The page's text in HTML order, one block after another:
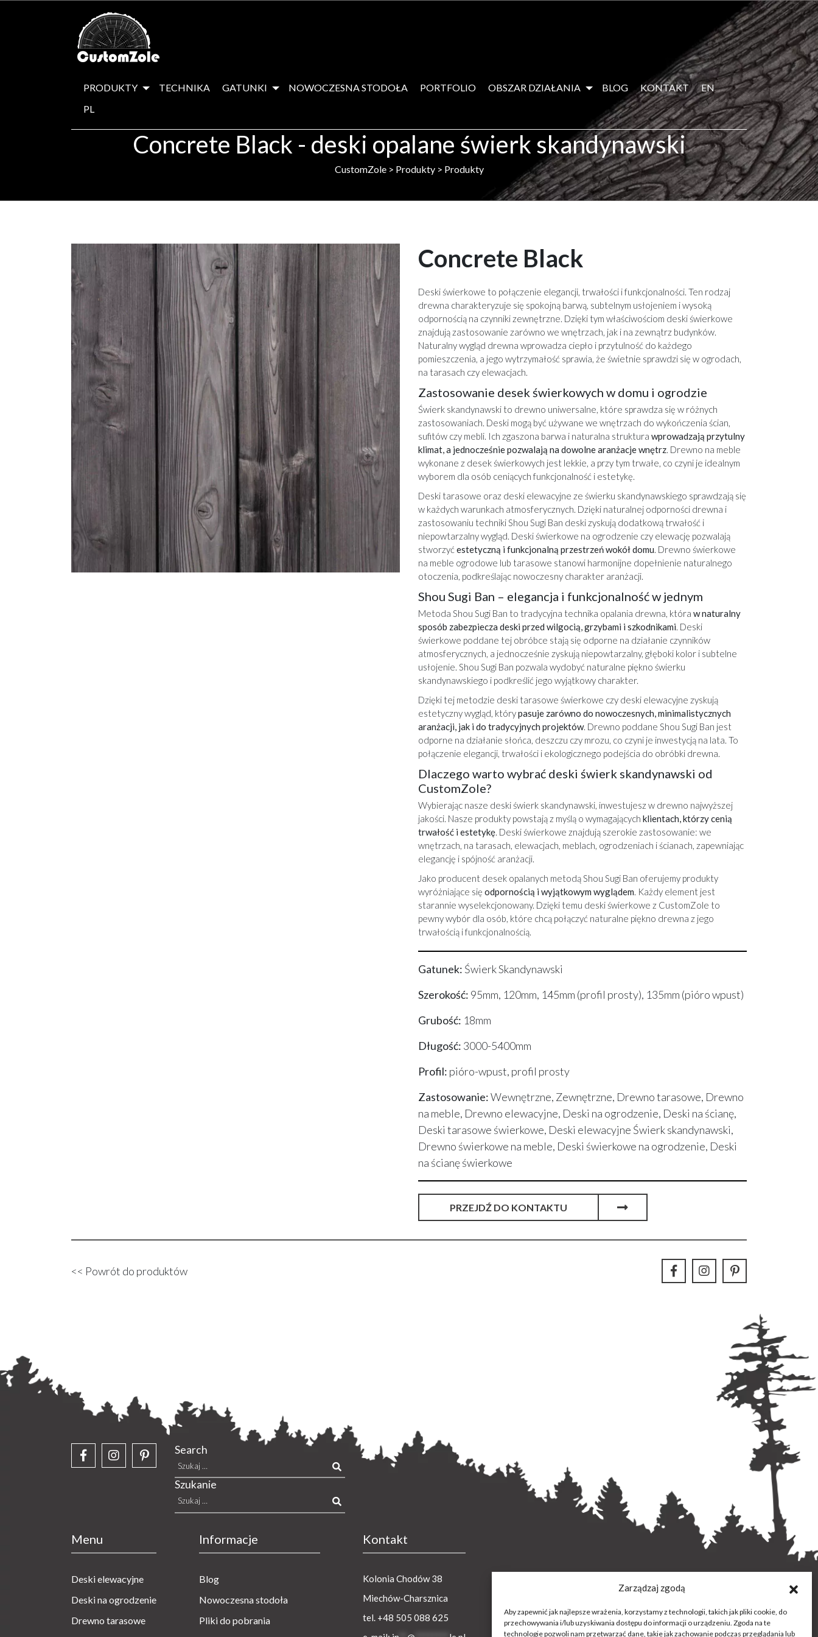
Zarządzaj zgodą
Aby zapewnić jak najlepsze wrażenia, korzystamy z technologii, takich jak pliki cookie, do
przechowywania i/lub uzyskiwania dostępu do informacji o urządzeniu. Zgoda na te
technologie pozwoli nam przetwarzać dane, takie jak zachowanie podczas przeglądania lub
PRODUKTY TECHNIKA GATUNKI NOWOCZESNA STODOŁA PORTFOLIO OBSZAR DZIAŁANIA BLOG KONTAKT
EN
PL
Concrete Black - deski opalane świerk skandynawski
CustomZole> Produkty> Produkty
Concrete Black
Deski świerkowe to połączenie elegancji, trwałości i funkcjonalności. Ten rodzaj
drewna charakteryzuje się spokojną barwą, subtelnym usłojeniem i wysoką
odpornością na czynniki zewnętrzne. Dzięki tym właściwościom deski świerkowe
znajdują zastosowanie zarówno we wnętrzach, jak i na zewnątrz budynków.
Naturalny wygląd drewna wprowadza ciepło i przytulność do każdego
pomieszczenia, a jego wytrzymałość sprawia, że świetnie sprawdzi się w ogrodach,
na tarasach czy elewacjach.
Zastosowanie desek świerkowych w domu i ogrodzie
Świerk skandynawski to drewno uniwersalne, które sprawdza się w różnych
zastosowaniach. Deski mogą być używane we wnętrzach do wykończenia ścian,
sufitów czy mebli. Ich zgaszona barwa i naturalna struktura wprowadzają przytulny
klimat, a jednocześnie pozwalają na dowolne aranżacje wnętrz. Drewno na meble
wykonane z desek świerkowych jest lekkie, a przy tym trwałe, co czyni je idealnym
wyborem dla osób ceniących funkcjonalność i estetykę.
Deski tarasowe oraz deski elewacyjne ze świerku skandynawskiego sprawdzają się
w każdych warunkach atmosferycznych. Dzięki naturalnej odporności drewna i
zastosowaniu techniki Shou Sugi Ban deski zyskują dodatkową trwałość i
niepowtarzalny wygląd. Deski świerkowe na ogrodzenie czy elewację pozwalają
stworzyć estetyczną i funkcjonalną przestrzeń wokół domu. Drewno świerkowe
na meble ogrodowe lub tarasowe stanowi harmonijne dopełnienie naturalnego
otoczenia, podkreślając nowoczesny charakter aranżacji.
Shou Sugi Ban – elegancja i funkcjonalność w jednym
Metoda Shou Sugi Ban to tradycyjna technika opalania drewna, która w naturalny
sposób zabezpiecza deski przed wilgocią, grzybami i szkodnikami. Deski
świerkowe poddane tej obróbce stają się odporne na działanie czynników
atmosferycznych, a jednocześnie zyskują niepowtarzalny, głęboki kolor i subtelne
usłojenie. Shou Sugi Ban pozwala wydobyć naturalne piękno świerku
skandynawskiego i podkreślić jego wyjątkowy charakter.
Dzięki tej metodzie deski tarasowe świerkowe czy deski elewacyjne zyskują
estetyczny wygląd, którypasuje zarówno do nowoczesnych, minimalistycznych
aranżacji, jak i do tradycyjnych projektów. Drewno poddane Shou Sugi Ban jest
odporne na działanie słońca, deszczu czy mrozu, co czyni je inwestycją na lata. To
połączenie elegancji, trwałości i ekologicznego podejścia do obróbki drewna.
Dlaczego warto wybrać deski świerk skandynawski od
CustomZole?
Wybierając nasze deski świerk skandynawski, inwestujesz w drewno najwyższej
jakości. Nasze produkty powstają z myślą o wymagających klientach, którzy cenią
trwałość i estetykę. Deski świerkowe znajdują szerokie zastosowanie: we
wnętrzach, na tarasach, elewacjach, meblach, ogrodzeniach i ścianach, zapewniając
elegancję i spójność aranżacji.
Jako producent desek opalanych metodą Shou Sugi Ban oferujemy produkty
wyróżniające się odpornością i wyjątkowym wyglądem. Każdy element jest
starannie wyselekcjonowany. Dzięki temu deski świerkowe z CustomZole to
pewny wybór dla osób, które chcą połączyć naturalne piękno drewna z jego
trwałością i funkcjonalnością.
Gatunek: Świerk Skandynawski
Szerokość: 95mm, 120mm, 145mm (profil prosty), 135mm (pióro wpust)
Grubość: 18mm
Długość: 3000-5400mm
Profil: pióro-wpust, profil prosty
Zastosowanie:Wewnętrzne, Zewnętrzne, Drewno tarasowe, Drewno
na meble, Drewno elewacyjne, Deski na ogrodzenie, Deski na ścianę,
Deski tarasowe świerkowe, Deski elewacyjne Świerk skandynawski,
Drewno świerkowe na meble, Deski świerkowe na ogrodzenie, Deski
na ścianę świerkowe
PRZEJDŹ DO KONTAKTU
<< Powrót do produktów
Search
Szukanie
Menu
Deski elewacyjne
Deski na ogrodzenie
Drewno tarasowe
Informacje
Blog
Nowoczesna stodoła
Pliki do pobrania
Kontakt
Kolonia Chodów 38
Miechów-Charsznica
tel. +48 505 088 625